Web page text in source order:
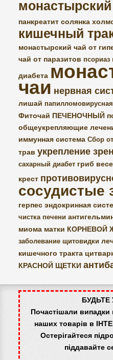
панкреатит солянка
кишечный
монастырский чай от
чай от паразитов псориаз
диабета
чаи нервная
лишай
Фиточай ПЕЧЕНОЧНЫЙ
общеукрепляющие
иммунная система Сбор
трав укрепление
сахарный диабет гриб
крест
сосудистые
герпес эндокринная
чистка печени
миома матки КОРНЕВОЙ
заболевание щитовидки
кишечного тракта
КРАСНОЙ ЩЕТКИ
БУДЬТЕ
Почастішали
наших товарів в
Остерігайтеся
піддавайте